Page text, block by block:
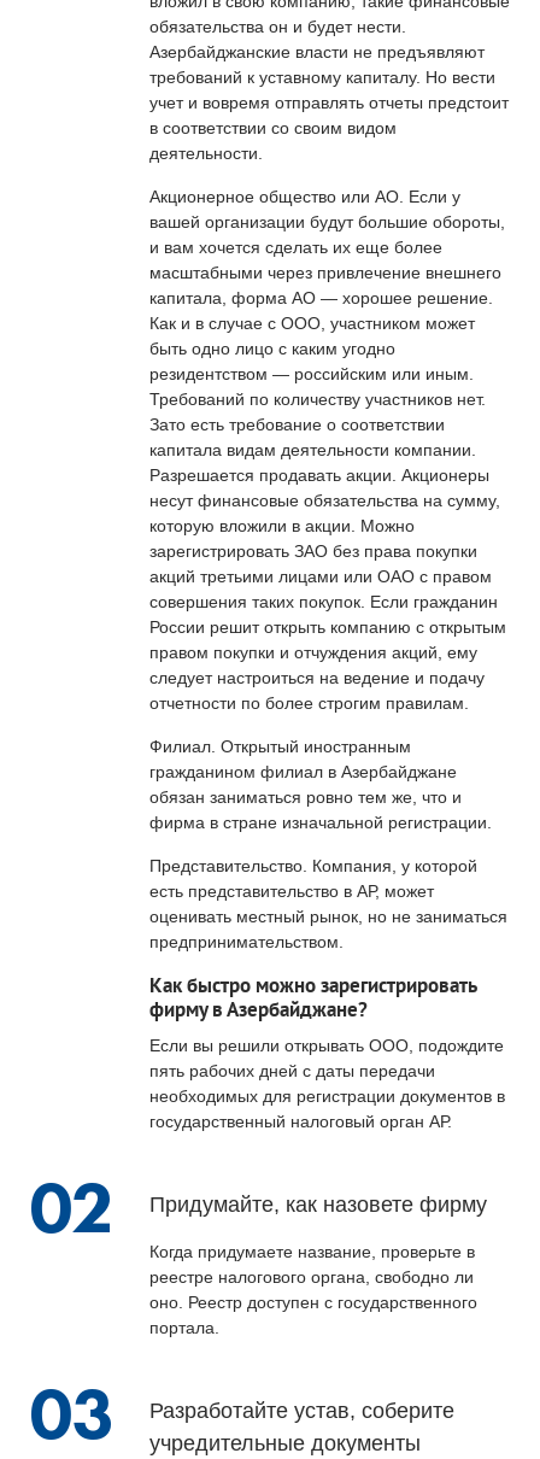
обязательства он и будет нести.
Азербайджанские власти не предъявляют
требований к уставному капиталу. Но вести
учет и вовремя отправлять отчеты предстоит
в соответствии со своим видом
деятельности.
Акционерное общество или АО. Если у
вашей организации будут большие обороты,
и вам хочется сделать их еще более
масштабными через привлечение внешнего
капитала, форма АО — хорошее решение.
Как и в случае с ООО, участником может
быть одно лицо с каким угодно
резидентством — российским или иным.
Требований по количеству участников нет.
Зато есть требование о соответствии
капитала видам деятельности компании.
Разрешается продавать акции. Акционеры
несут финансовые обязательства на сумму,
которую вложили в акции. Можно
зарегистрировать ЗАО без права покупки
акций третьими лицами или ОАО с правом
совершения таких покупок. Если гражданин
России решит открыть компанию с открытым
правом покупки и отчуждения акций, ему
следует настроиться на ведение и подачу
отчетности по более строгим правилам.
Филиал. Открытый иностранным
гражданином филиал в Азербайджане
обязан заниматься ровно тем же, что и
фирма в стране изначальной регистрации.
Представительство. Компания, у которой
есть представительство в АР, может
оценивать местный рынок, но не заниматься
предпринимательством.
Как быстро можно зарегистрировать
фирму в Азербайджане?
Если вы решили открывать ООО, подождите
пять рабочих дней с даты передачи
необходимых для регистрации документов в
государственный налоговый орган АР.
02 Придумайте, как назовете фирму
Когда придумаете название, проверьте в
реестре налогового органа, свободно ли
оно. Реестр доступен с государственного
портала.
03
Разработайте устав, соберите
учредительные документы